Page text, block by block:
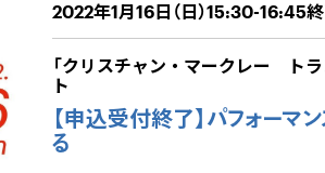
2022年1月16日（日）15:30-16:45
「クリスチャン・マークレー トラ
ト
【申込受付終了】パフォーマ
る